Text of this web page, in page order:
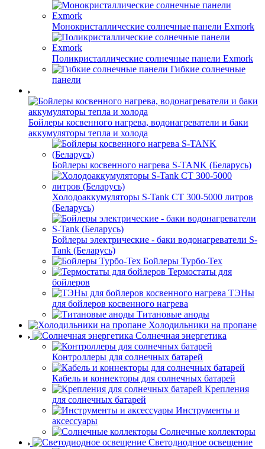
Монокристаллические солнечные панели Exmork
Поликристаллические солнечные панели Exmork
Гибкие солнечные
панели
Бойлеры косвенного нагрева, водонагреватели и баки
аккумуляторы тепла и холода
Бойлеры косвенного нагрева S-TANK (Беларусь)
Холодоаккумуляторы S-Tank СТ 300-5000 литров
(Беларусь)
Бойлеры электрические - баки водонагреватели S-
Tank (Беларусь)
Бойлеры Турбо-Тех
Термостаты для
бойлеров
ТЭНы
для бойлеров косвенного нагрева
Титановые аноды
Холодильники на пропане
Солнечная энергетика
Контроллеры для солнечных батарей
Кабель и коннекторы для солнечных батарей
Крепления
для солнечных батарей
Инструменты и
аксессуары
Солнечные коллекторы
Светодиодное освещение